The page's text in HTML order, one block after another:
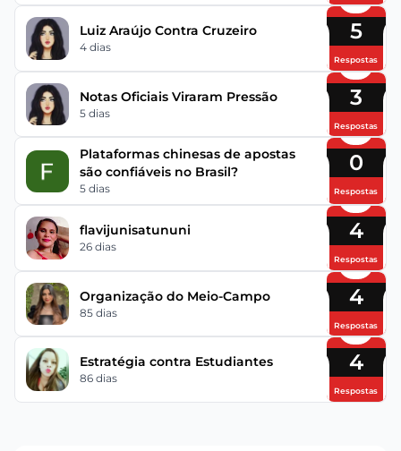
Luiz Araújo Contra Cruzeiro
4 dias
5
Respostas
Notas Oficiais Viraram Pressão
5 dias
3
Respostas
Plataformas chinesas de apostas
são confiáveis no Brasil?
5 dias
0
Respostas
flavijunisatununi
26 dias
4
Respostas
Organização do Meio-Campo
85 dias
4
Respostas
Estratégia contra Estudiantes
86 dias
4
Respostas